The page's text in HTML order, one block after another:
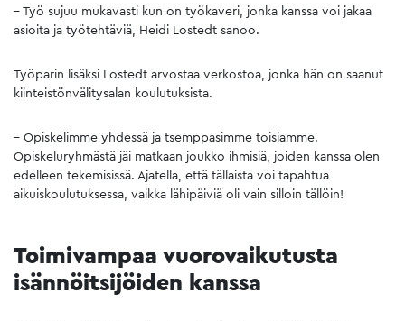
– Työ sujuu mukavasti kun on työkaveri, jonka kanssa voi jakaa
asioita ja työtehtäviä, Heidi Lostedt sanoo.
Työparin lisäksi Lostedt arvostaa verkostoa, jonka hän on saanut
kiinteistönvälitysalan koulutuksista.
– Opiskelimme yhdessä ja tsemppasimme toisiamme.
Opiskeluryhmästä jäi matkaan joukko ihmisiä, joiden kanssa olen
edelleen tekemisissä. Ajatella, että tällaista voi tapahtua
aikuiskoulutuksessa, vaikka lähipäiviä oli vain silloin tällöin!
Toimivampaa vuorovaikutusta
isännöitsijöiden kanssa